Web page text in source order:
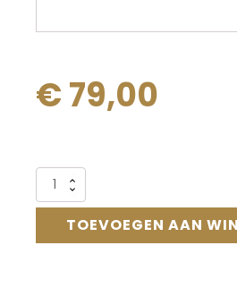
€79,00
SSHHMute
studiedemper
TOEVOEGEN AAN
Alternative: